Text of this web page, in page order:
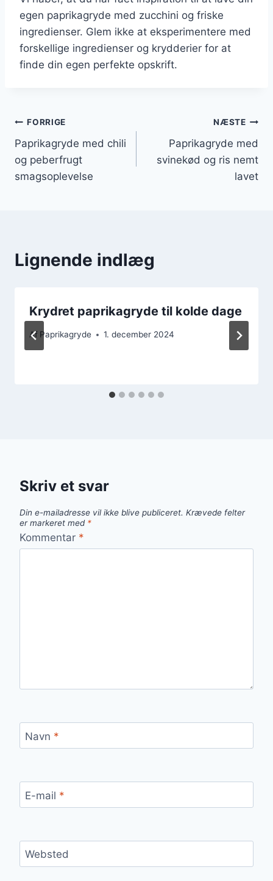
egen paprikagryde med zucchini og friske
ingredienser. Glem ikke at eksperimentere med
forskellige ingredienser og krydderier for at
finde din egen perfekte opskrift.
Indlægsnavigation
FORRIGE
Paprikagryde med chili
og peberfrugt
smagsoplevelse
NÆSTE
Paprikagryde med
svinekød og ris nemt
lavet
Lignende indlæg
Krydret paprikagryde til kolde dage
Af Paprikagryde 1. december 2024
Skriv et svar
Din e-mailadresse vil ikke blive publiceret. Krævede felter
er markeret med *
Kommentar *
Navn *
E-mail *
Websted